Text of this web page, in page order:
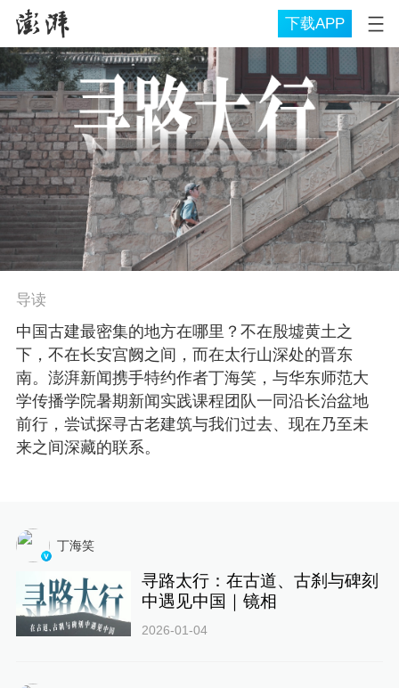
下载APP
导读
中国古建最密集的地方在哪里？不在殷墟黄土之
下，不在长安宫阙之间，而在太行山深处的晋东
南。澎湃新闻携手特约作者丁海笑，与华东师范大
学传播学院暑期新闻实践课程团队一同沿长治盆地
前行，尝试探寻古老建筑与我们过去、现在乃至未
来之间深藏的联系。
丁海笑
寻路太行：在古道、古刹与碑刻
中遇见中国｜镜相
2026-01-04